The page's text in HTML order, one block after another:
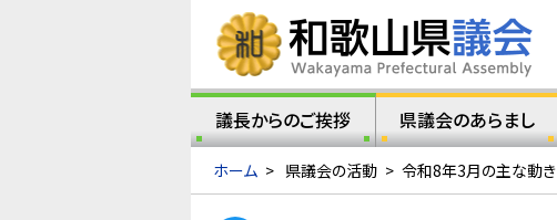
議長からのご挨拶 県議会のあらまし
ホーム > 県議会の活動 > 令和8年3月の主な動き